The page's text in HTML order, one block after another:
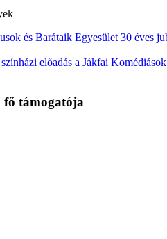
és Barátaik Egyesület 30 éves
előadás a Jákfai Komédiások
támogatója